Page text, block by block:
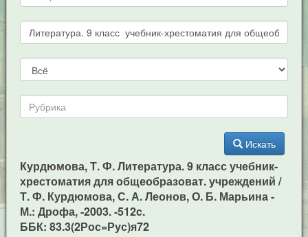
Искать
Курдюмова, Т. Ф. Литература. 9 класс учебник-
хрестоматия для общеобразоват. учреждений /
Т. Ф. Курдюмова, С. А. Леонов, О. Б. Марьина -
М.: Дрофа, -2003. -512c.
ББК: 83.3(2Рос=Рус)я72